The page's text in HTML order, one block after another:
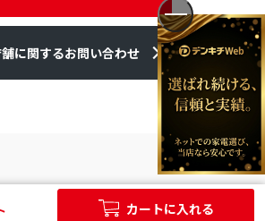
カートに入れる
に関するお問い合わせ
ルサイン発行のSSL電子証明書を使用して